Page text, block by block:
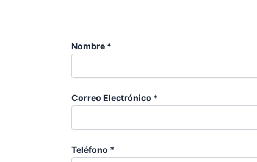
Nombre *
Correo Electrónico *
Teléfono *